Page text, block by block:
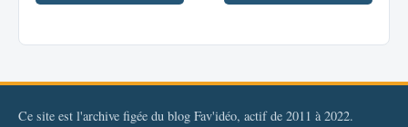
Ce site est l'archive figée du blog Fav'idéo, actif de 2011 à 2022.